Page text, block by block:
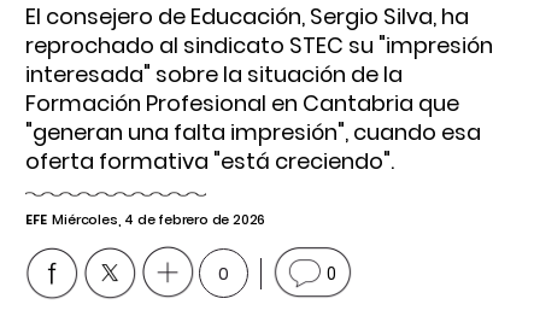
El consejero de Educación, Sergio Silva, ha
reprochado al sindicato STEC su "impresión
interesada" sobre la situación de la
Formación Profesional en Cantabria que
"generan una falta impresión", cuando esa
oferta formativa "está creciendo".
EFE Miércoles, 4 de febrero de 2026
0 0